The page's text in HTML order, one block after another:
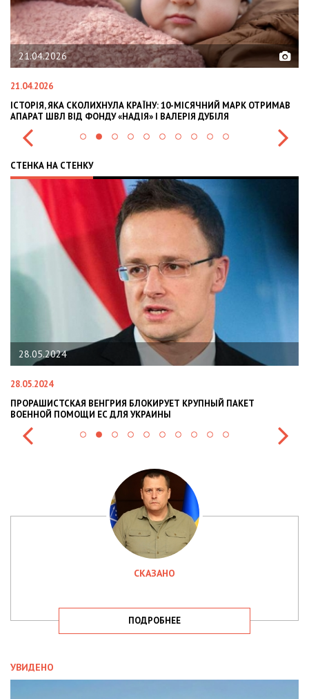
02.02.2026
02.02.2026
OLEKSII ABASOV: HOW UKRAINIAN BUSINESSES CAN ATTRACT
INTERNATIONAL INVESTMENTS AND HEDGE RISKS DURING WAR
СТЕНКА НА СТЕНКУ
22.01.2024
НАЦПОЛІЦІЯ ЛЯКАЄ ГРОМАДЯН ПОГІРШЕННЯМ
СИТУАЦІЇ В РАЗІ МОБІЛІЗАЦІЇ ПОЛІЦІЯНТІВ НА ВІЙНУ
СКАЗАНО
ПОДРОБНЕЕ
УВИДЕНО